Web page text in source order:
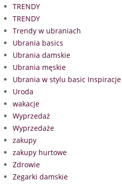
TRENDY
TRENDY
Trendy w ubraniach
Ubrania basics
Ubrania damskie
Ubrania męskie
Ubrania w stylu basic Inspiracje
Uroda
wakacje
Wyprzedaż
Wyprzedaże
zakupy
zakupy hurtowe
Zdrowie
Zegarki damskie